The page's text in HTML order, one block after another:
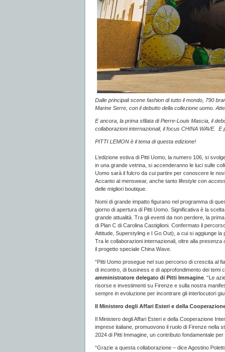
Dalle principali scene fashion di tutto il mondo, 790
Marine Serre, con il debutto della collezione uomo.
E ancora, la prima sfilata di Pierre-Louis Mascia, il
collaborazioni internazionali, il focus CHINA WAVE.
PITTI LEMON è il tema di questa edizione!
L’edizione estiva di Pitti Uomo, la numero 106, si
in una grande vetrina, si accenderanno le luci sulle
Uomo sarà il fulcro da cui partire per conoscere le
Accanto al menswear, anche tanto lifestyle con
delle migliori boutique.
Nomi di grande impatto figurano nel programma di
giorno di apertura di Pitti Uomo. Significativa è la
grande attualità. Tra gli eventi da non perdere, la
di Plan C di Carolina Castiglioni. Confermato il
Attitude, Superstyling e I Go Out), a cui si aggiunge la
Tra le collaborazioni internazionali, oltre alla
il progetto speciale China Wave.
“Pitti Uomo prosegue nel suo percorso di crescita al
di incontro, di business e di approfondimento dei temi
amministratore delegato di Pitti Immagine . “Le
risorse e investimenti su Firenze e sulla nostra
sempre in evoluzione per incontrare gli interlocutori
Il Ministero degli Affari Esteri e della
Il Ministero degli Affari Esteri e della Cooperazione
imprese italiane, promuovono il ruolo di Firenze nella
2024 di Pitti Immagine, un contributo fondamentale
“Grazie a questa collaborazione – dice Agostino